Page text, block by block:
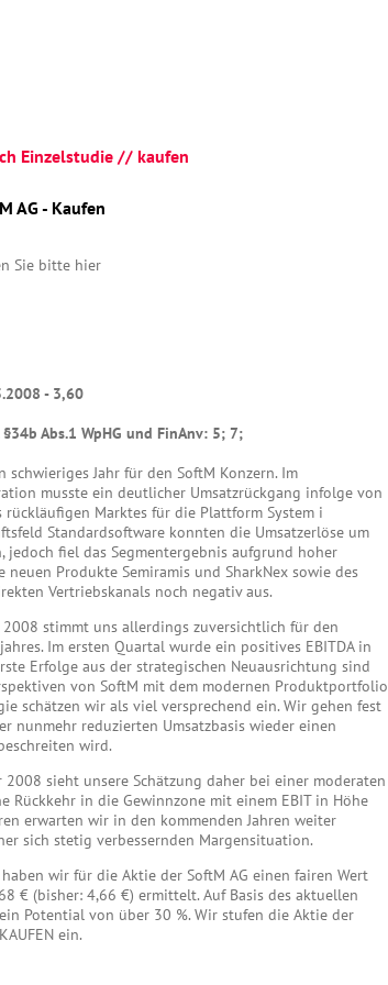
Einzelstudie // kaufen
AG - Kaufen
Sie bitte hier
- 3,60
Abs.1 WpHG und FinAnv: 5; 7;
schwieriges Jahr für den SoftM Konzern. Im
musste ein deutlicher Umsatzrückgang infolge von
rückläufigen Marktes für die Plattform System i
Standardsoftware konnten die Umsatzerlöse um
jedoch fiel das Segmentergebnis aufgrund hoher
Produkte Semiramis und SharkNex sowie des
Vertriebskanals noch negativ aus.
2008 stimmt uns allerdings zuversichtlich für den
Im ersten Quartal wurde ein positives EBITDA in
Erfolge aus der strategischen Neuausrichtung sind
von SoftM mit dem modernen Produktportfolio
schätzen wir als viel versprechend ein. Wir gehen fest
nunmehr reduzierten Umsatzbasis wieder einen
wird.
2008 sieht unsere Schätzung daher bei einer moderaten
Rückkehr in die Gewinnzone mit einem EBIT in Höhe
erwarten wir in den kommenden Jahren weiter
sich stetig verbessernden Margensituation.
wir für die Aktie der SoftM AG einen fairen Wert
€ (bisher: 4,66 €) ermittelt. Auf Basis des aktuellen
Potential von über 30 %. Wir stufen die Aktie der
ein.